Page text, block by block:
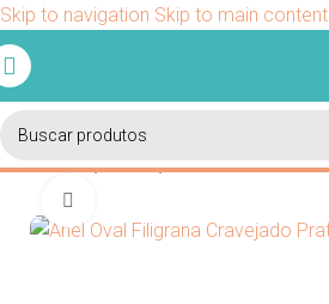
Skip to navigation Skip to main content
Início/Coleções/Coleção Ela